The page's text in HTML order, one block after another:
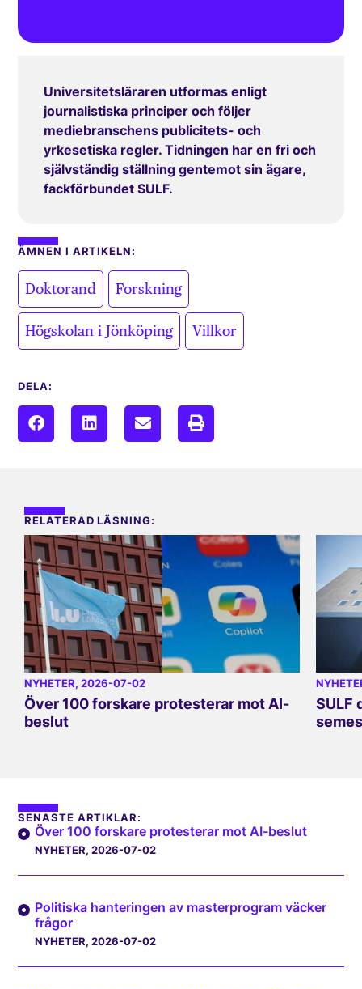
Universitetsläraren utformas enligt
journalistiska principer och följer
mediebranschens publicitets- och
yrkesetiska regler. Tidningen har en fri och
självständig ställning gentemot sin ägare,
fackförbundet SULF.
ÄMNEN I ARTIKELN:
Doktorand Forskning
Högskolan i Jönköping Villkor
DELA:
RELATERAD LÄSNING:
NYHETER, 2026-07-02
Över 100 forskare protesterar mot AI-
beslut
SULF
SENASTE ARTIKLAR:
Över 100 forskare protesterar mot AI-beslut
NYHETER, 2026-07-02
Politiska hanteringen av masterprogram väcker
frågor
NYHETER, 2026-07-02